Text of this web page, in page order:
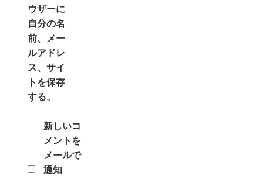
ウザーに
自分の名
前、メー
ルアドレ
ス、サイ
トを保存
する。
新しいコ
メントを
メールで
通知